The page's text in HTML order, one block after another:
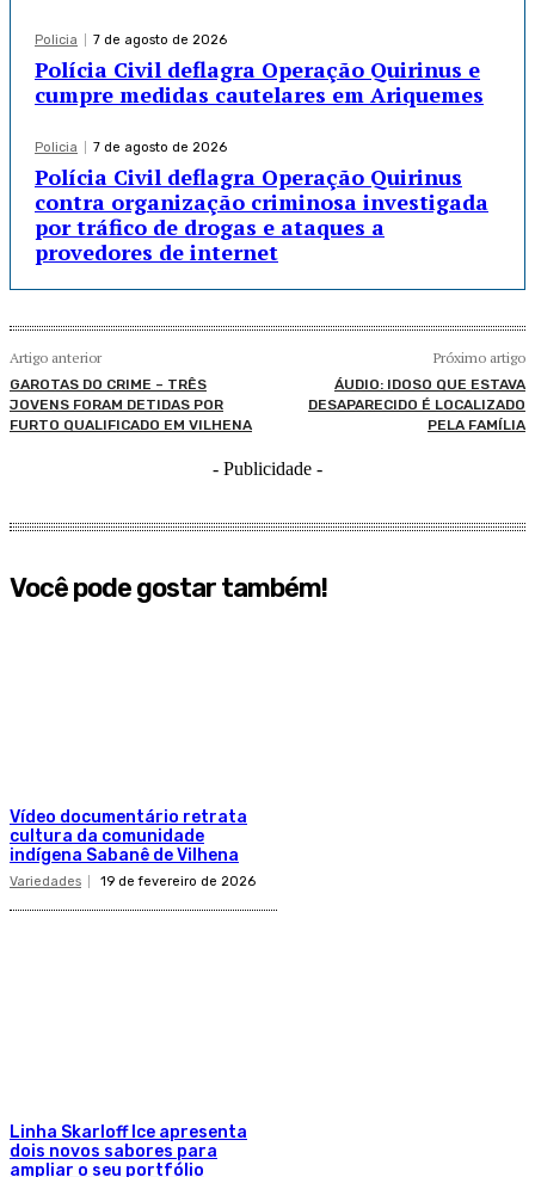
Policia 7 de agosto de 2026
Polícia Civil deflagra Operação Quirinus e
cumpre medidas cautelares em Ariquemes
Policia 7 de agosto de 2026
Polícia Civil deflagra Operação Quirinus
contra organização criminosa investigada
por tráfico de drogas e ataques a
provedores de internet
Artigo anterior
GAROTAS DO CRIME – TRÊS
JOVENS FORAM DETIDAS POR
FURTO QUALIFICADO EM VILHENA
Próximo artigo
ÁUDIO: IDOSO QUE ESTAVA
DESAPARECIDO É LOCALIZADO
PELA FAMÍLIA
- Publicidade -
Você pode gostar também!
Vídeo documentário retrata
cultura da comunidade
indígena Sabanê de Vilhena
Variedades 19 de fevereiro de 2026
Linha Skarloff Ice apresenta
dois novos sabores para
ampliar o seu portfólio